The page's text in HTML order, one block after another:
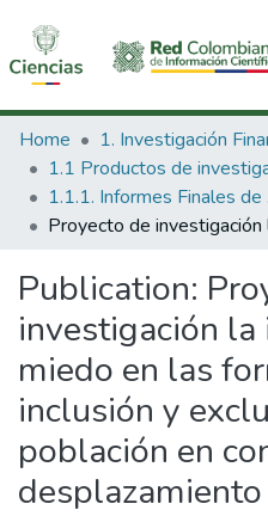
Communities & Collections
All of DSpace
Statistics
Home
Publication:
investigación la
miedo en las
inclusión y
población en